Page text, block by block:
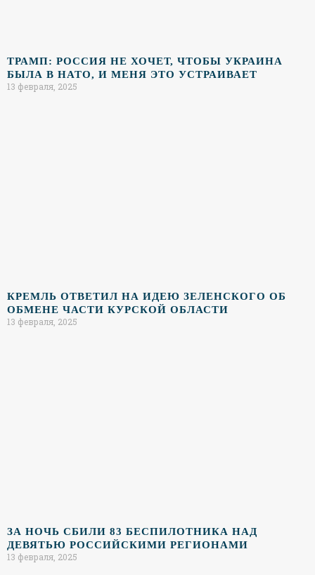
ТРАМП: РОССИЯ НЕ ХОЧЕТ, ЧТОБЫ УКРАИНА
БЫЛА В НАТО, И МЕНЯ ЭТО УСТРАИВАЕТ
13 февраля, 2025
КРЕМЛЬ ОТВЕТИЛ НА ИДЕЮ ЗЕЛЕНСКОГО ОБ
ОБМЕНЕ ЧАСТИ КУРСКОЙ ОБЛАСТИ
13 февраля, 2025
ЗА НОЧЬ СБИЛИ 83 БЕСПИЛОТНИКА НАД
ДЕВЯТЬЮ РОССИЙСКИМИ РЕГИОНАМИ
13 февраля, 2025